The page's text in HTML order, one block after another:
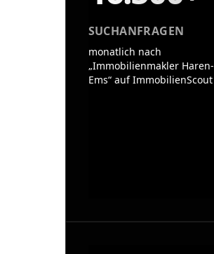
SUCHANFRAGEN
monatlich nach
„Immobilienmakler Haren-
Ems“ auf ImmobilienScout